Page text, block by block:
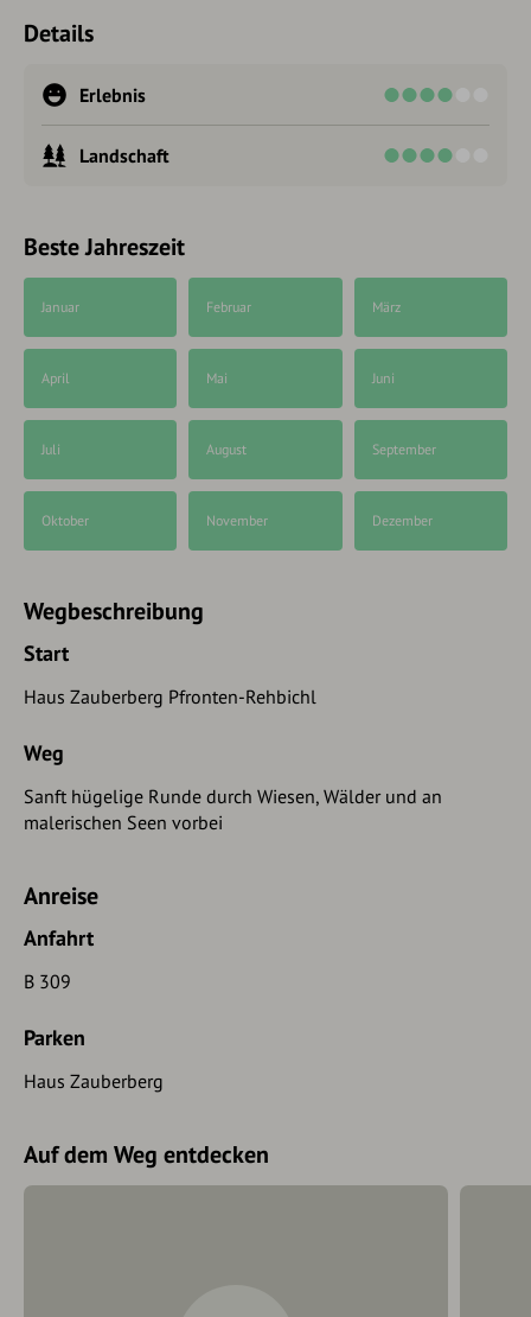
Details
Erlebnis
Landschaft
Beste Jahreszeit
Januar Februar März
April Mai Juni
Juli August September
Oktober November Dezember
Wegbeschreibung
Start
Haus Zauberberg Pfronten-Rehbichl
Weg
Sanft hügelige Runde durch Wiesen, Wälder und an
malerischen Seen vorbei
Anreise
Anfahrt
B 309
Parken
Haus Zauberberg
Auf dem Weg entdecken